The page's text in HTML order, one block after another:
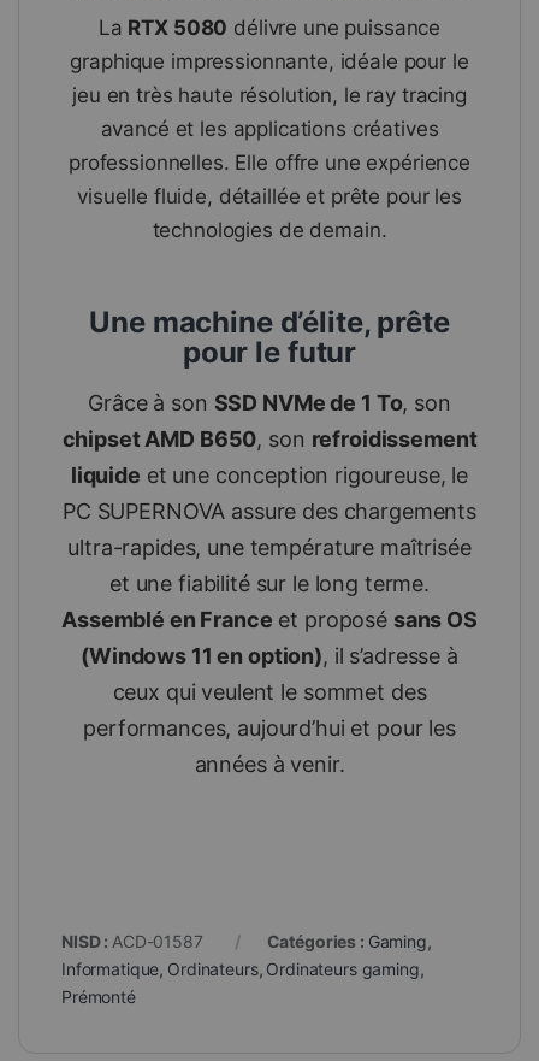
La RTX 5080 délivre une puissance
graphique impressionnante, idéale pour le
jeu en très haute résolution, le ray tracing
avancé et les applications créatives
professionnelles. Elle offre une expérience
visuelle fluide, détaillée et prête pour les
technologies de demain.
Une machine d’élite, prête
pour le futur
Grâce à son SSD NVMe de 1 To, son
chipset AMD B650, son refroidissement
liquide et une conception rigoureuse, le
PC SUPERNOVA assure des chargements
ultra-rapides, une température maîtrisée
et une fiabilité sur le long terme.
Assemblé en France et proposé sans OS
(Windows 11 en option), il s’adresse à
ceux qui veulent le sommet des
performances, aujourd’hui et pour les
années à venir.
NISD : ACD-01587 Catégories : Gaming,
Informatique, Ordinateurs, Ordinateurs gaming,
Prémonté